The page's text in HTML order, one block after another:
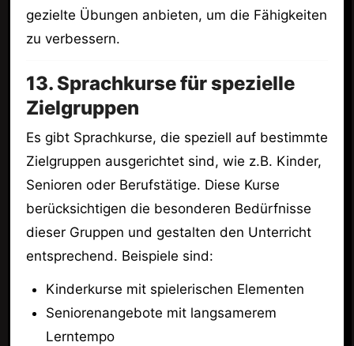
gezielte Übungen anbieten, um die Fähigkeiten
zu verbessern.
13. Sprachkurse für spezielle
Zielgruppen
Es gibt Sprachkurse, die speziell auf bestimmte
Zielgruppen ausgerichtet sind, wie z.B. Kinder,
Senioren oder Berufstätige. Diese Kurse
berücksichtigen die besonderen Bedürfnisse
dieser Gruppen und gestalten den Unterricht
entsprechend. Beispiele sind:
Kinderkurse mit spielerischen Elementen
Seniorenangebote mit langsamerem
Lerntempo